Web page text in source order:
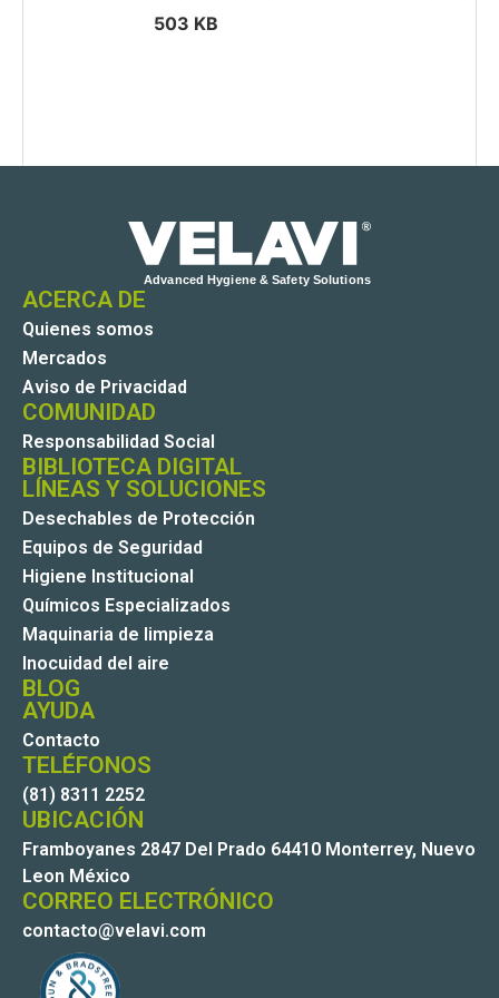
503 KB
ACERCA DE
Quienes somos
Mercados
Aviso de Privacidad
COMUNIDAD
Responsabilidad Social
BIBLIOTECA DIGITAL
LÍNEAS Y SOLUCIONES
Desechables de Protección
Equipos de Seguridad
Higiene Institucional
Químicos Especializados
Maquinaria de limpieza
Inocuidad del aire
BLOG
AYUDA
Contacto
TELÉFONOS
(81) 8311 2252
UBICACIÓN
Framboyanes 2847 Del Prado 64410 Monterrey, Nuevo
Leon México
CORREO ELECTRÓNICO
contacto@velavi.com